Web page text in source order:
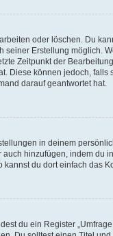
oder löschen. Du
Erstellung möglich.
Zeitpunkt der
können jedoch,
darauf geantwortet hat.
in deinem
hinzufügen, indem
du dort einfach das
du ein Register